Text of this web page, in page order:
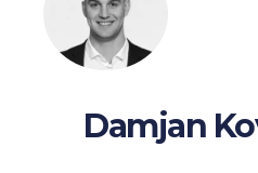
Damjan